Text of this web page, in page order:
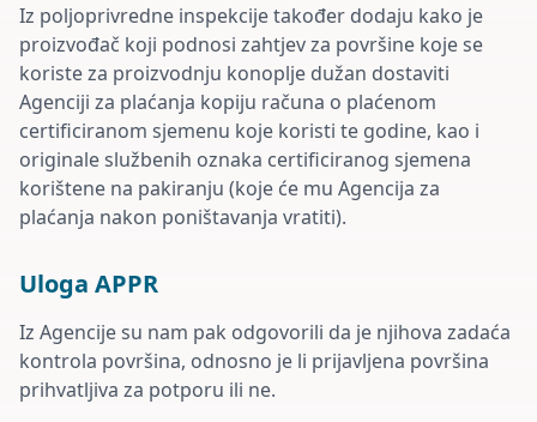
Iz poljoprivredne inspekcije također dodaju kako je
proizvođač koji podnosi zahtjev za površine koje se
koriste za proizvodnju konoplje dužan dostaviti
Agenciji za plaćanja kopiju računa o plaćenom
certificiranom sjemenu koje koristi te godine, kao i
originale službenih oznaka certificiranog sjemena
korištene na pakiranju (koje će mu Agencija za
plaćanja nakon poništavanja vratiti).
Uloga APPR
Iz Agencije su nam pak odgovorili da je njihova zadaća
kontrola površina, odnosno je li prijavljena površina
prihvatljiva za potporu ili ne.